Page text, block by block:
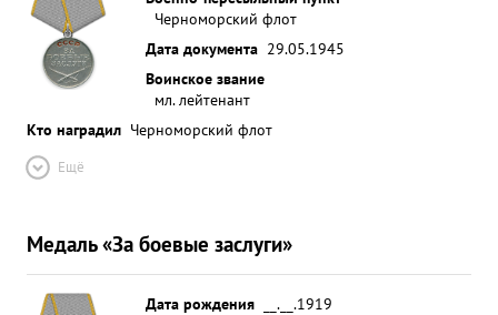
Черноморский флот
Дата документа 29.05.1945
Воинское звание
мл. лейтенант
Кто наградил Черноморский флот
Ещё
Медаль «За боевые заслуги»
Дата рождения
__.__.1919